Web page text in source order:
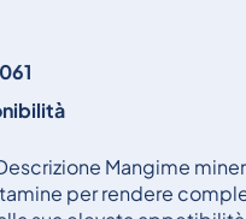
Mangime
per rendere